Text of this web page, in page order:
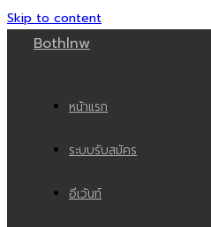
Skip to content
Bothlnw
หน้าแรก
ระบบรับสมัคร
อีเว้นท์